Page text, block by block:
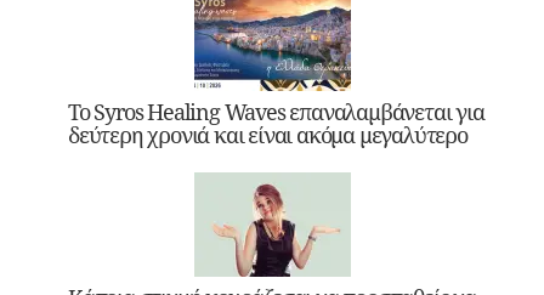
Το Syros Healing Waves επαναλαμβάνεται για
δεύτερη χρονιά και είναι ακόμα μεγαλύτερο